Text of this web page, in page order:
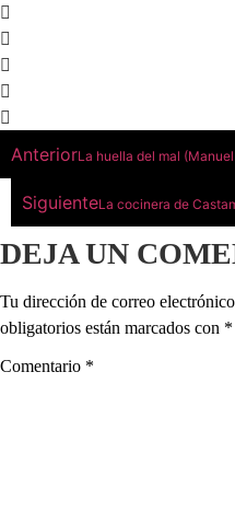
AnteriorLa huella del mal
SiguienteLa cocinera de
DEJA UN
Tu dirección de correo
obligatorios están marcados con *
Comentario *